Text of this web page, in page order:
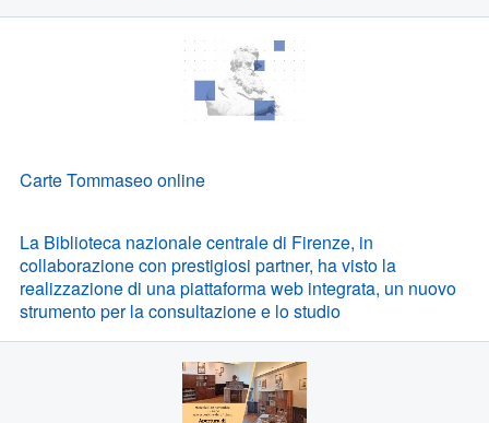
Carte Tommaseo online
La Biblioteca nazionale centrale di Firenze, in
collaborazione con prestigiosi partner, ha visto la
realizzazione di una piattaforma web integrata, un nuovo
strumento per la consultazione e lo studio